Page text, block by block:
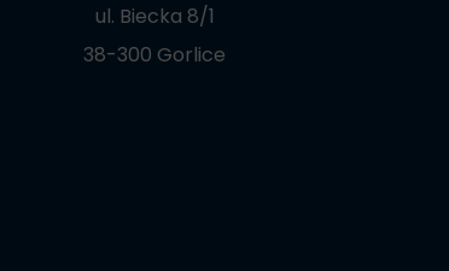
ul. Biecka 8/1
38-300 Gorlice